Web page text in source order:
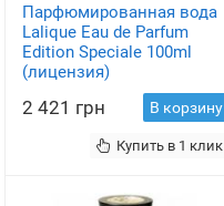
Парфюмированная вода
Lalique Eau de Parfum
Edition Speciale 100ml
(лицензия)
2 421 грн В корзину
Купить в 1 клик